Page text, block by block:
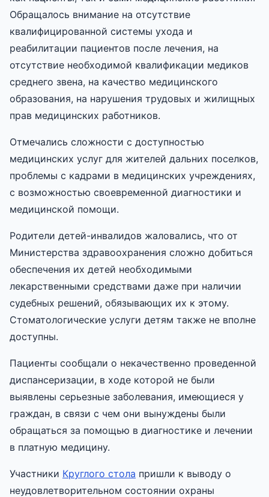
Обращалось внимание на отсутствие
квалифицированной системы ухода и
реабилитации пациентов после лечения, на
отсутствие необходимой квалификации медиков
среднего звена, на качество медицинского
образования, на нарушения трудовых и жилищных
прав медицинских работников.
Отмечались сложности с доступностью
медицинских услуг для жителей дальних поселков,
проблемы с кадрами в медицинских учреждениях,
с возможностью своевременной диагностики и
медицинской помощи.
Родители детей-инвалидов жаловались, что от
Министерства здравоохранения сложно добиться
обеспечения их детей необходимыми
лекарственными средствами даже при наличии
судебных решений, обязывающих их к этому.
Стоматологические услуги детям также не вполне
доступны.
Пациенты сообщали о некачественно проведенной
диспансеризации, в ходе которой не были
выявлены серьезные заболевания, имеющиеся у
граждан, в связи с чем они вынуждены были
обращаться за помощью в диагностике и лечении
в платную медицину.
Участники Круглого стола пришли к выводу о
неудовлетворительном состоянии охраны